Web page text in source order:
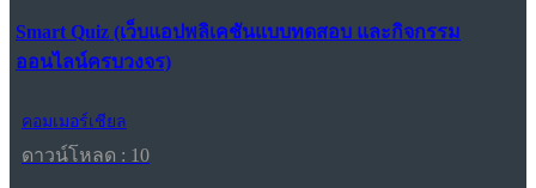
Smart Quiz (เว็บแอปพลิเคชันแบบทดสอบ และกิจกรรม
ออนไลน์ครบวงจร)
คอมเมอร์เชียล
ดาวน์โหลด : 10